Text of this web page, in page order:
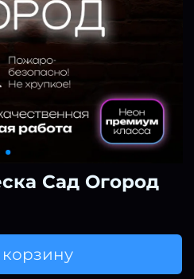
Сад Огород